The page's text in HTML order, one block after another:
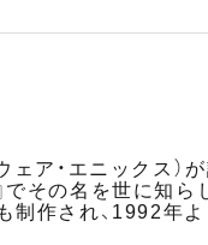
ア・エニックス）
その名を世に知ら
作され、1992年